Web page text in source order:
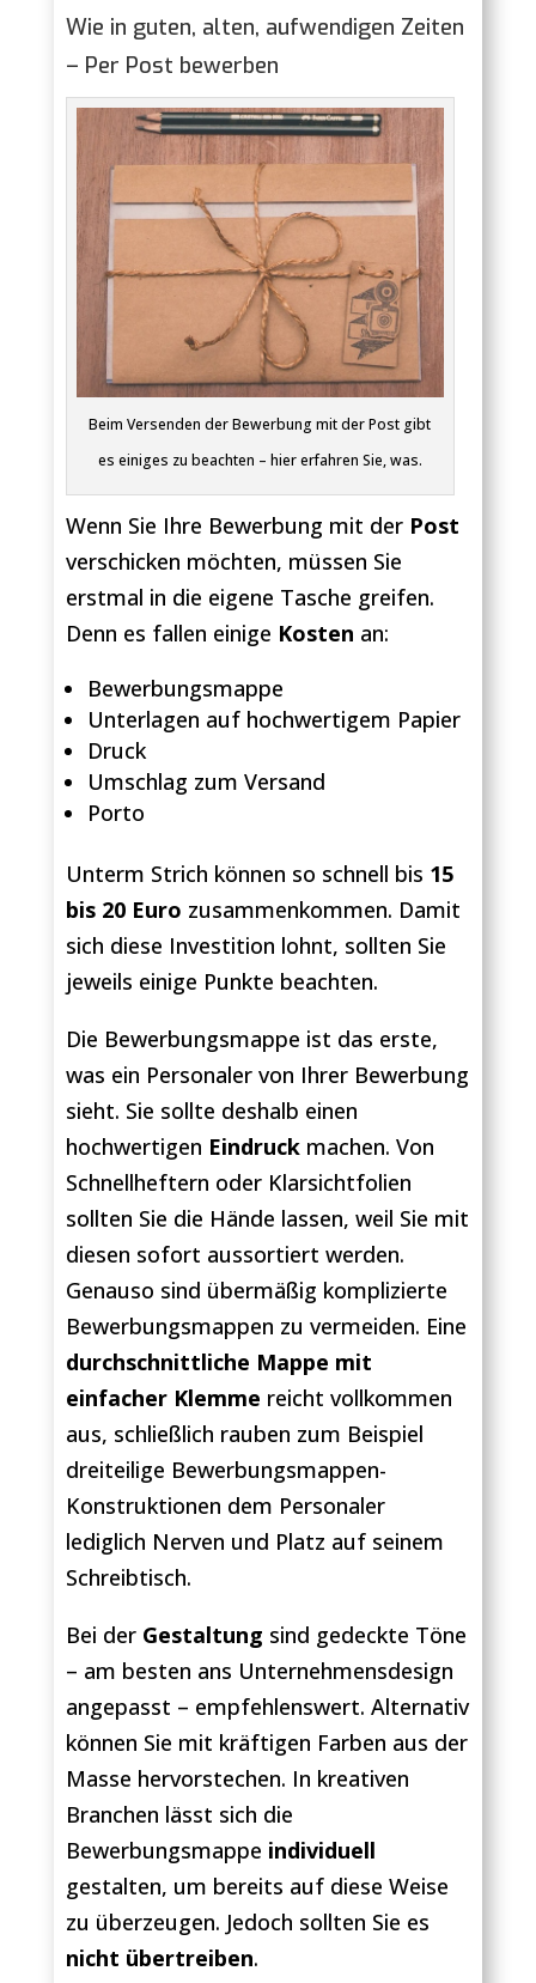
Wie in guten, alten, aufwendigen Zeiten
– Per Post bewerben
Beim Versenden der Bewerbung mit der Post gibt
es einiges zu beachten – hier erfahren Sie, was.
Wenn Sie Ihre Bewerbung mit derPost
verschicken möchten, müssen Sie
erstmal in die eigene Tasche greifen.
Denn es fallen einige Kosten an:
Bewerbungsmappe
Unterlagen auf hochwertigem Papier
Druck
Umschlag zum Versand
Porto
Unterm Strich können so schnell bis 15
bis 20 Euro zusammenkommen. Damit
sich diese Investition lohnt, sollten Sie
jeweils einige Punkte beachten.
Die Bewerbungsmappe ist das erste,
was ein Personaler von Ihrer Bewerbung
sieht. Sie sollte deshalb einen
hochwertigen Eindruckmachen. Von
Schnellheftern oder Klarsichtfolien
sollten Sie die Hände lassen, weil Sie mit
diesen sofort aussortiert werden.
Genauso sind übermäßig komplizierte
Bewerbungsmappen zu vermeiden. Eine
durchschnittliche Mappe mit
einfacher Klemme reicht vollkommen
aus, schließlich rauben zum Beispiel
dreiteilige Bewerbungsmappen-
Konstruktionen dem Personaler
lediglich Nerven und Platz auf seinem
Schreibtisch.
Bei der Gestaltung sind gedeckte Töne
– am besten ans Unternehmensdesign
angepasst – empfehlenswert. Alternativ
können Sie mit kräftigen Farben aus der
Masse hervorstechen. In kreativen
Branchen lässt sich die
Bewerbungsmappe individuell
gestalten, um bereits auf diese Weise
zu überzeugen. Jedoch sollten Sie es
nicht übertreiben.